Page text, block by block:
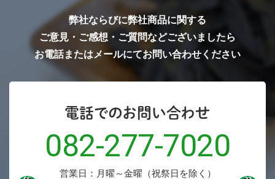
弊社ならびに弊社商品に関する
ご意見・ご感想・ご質問などございましたら
お電話またはメールにてお問い合わせください
電話でのお問い合わせ
082-277-7020
営業日：月曜～金曜（祝祭日を除く）